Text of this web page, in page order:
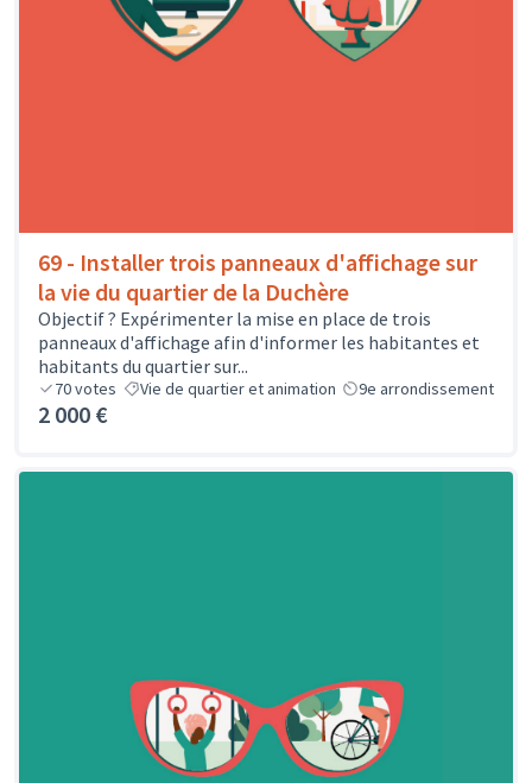
69 - Installer trois panneaux d'affichage sur
la vie du quartier de la Duchère
Objectif ? Expérimenter la mise en place de trois
panneaux d'affichage afin d'informer les habitantes et
habitants du quartier sur...
70votes Vie de quartier et animation 9e arrondissement
2 000 €